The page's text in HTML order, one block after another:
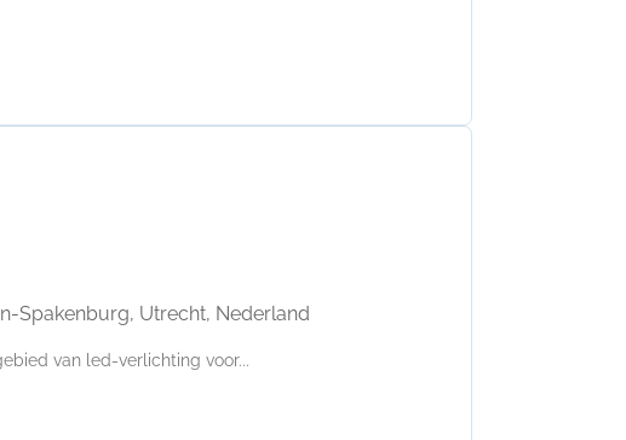
Spakenburg, Utrecht, Nederland
van led-verlichting voor...